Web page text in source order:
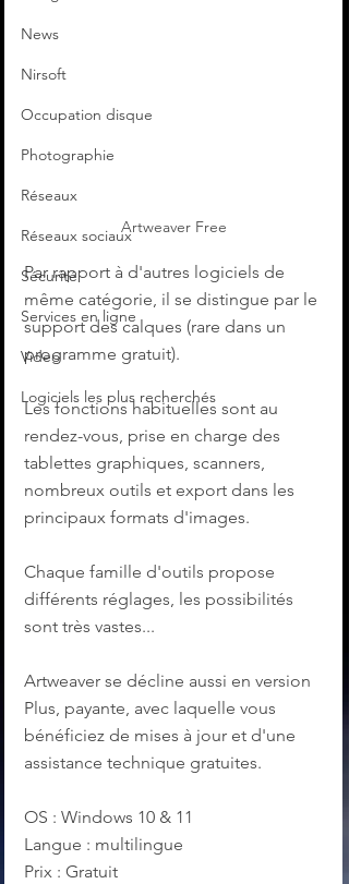
News
Nirsoft
Occupation disque
Photographie
Réseaux
Réseaux sociaux
Sécurité
Services en ligne
Video
Logiciels les plus recherchés
Artweaver Free
Par rapport à d'autres logiciels de
même catégorie, il se distingue par le
support des calques (rare dans un
programme gratuit).
Les fonctions habituelles sont au
rendez-vous, prise en charge des
tablettes graphiques, scanners,
nombreux outils et export dans les
principaux formats d'images.
Chaque famille d'outils propose
différents réglages, les possibilités
sont très vastes...
Artweaver se décline aussi en version
Plus, payante, avec laquelle vous
bénéficiez de mises à jour et d'une
assistance technique gratuites.
OS : Windows 10 & 11
Langue : multilingue
Prix : Gratuit